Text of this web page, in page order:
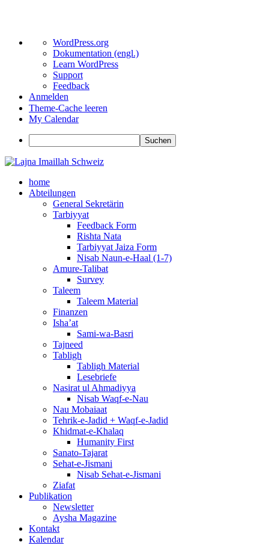
Über
WordPress
WordPress.org
Dokumentation (engl.)
Learn WordPress
Support
Feedback
Anmelden
Theme-Cache leeren
My Calendar
Suchen
Zum
springenhome
Abteilungen
General Sekretärin
Tarbiyyat
Feedback Form
Rishta Nata
Tarbiyyat Jaiza Form
Nisab Naun-e-Haal (1-7)
Amure-Talibat
Survey
Taleem
Taleem Material
Finanzen
Isha’at
Sami-wa-Basri
Tajneed
Tabligh
Tabligh Material
Lesebriefe
Nasirat ul Ahmadiyya
Nisab Waqf-e-Nau
Nau Mobaiaat
Tehrik-e-Jadid + Waqf-e-Jadid
Khidmat-e-Khalaq
Humanity First
Sanato-Tajarat
Sehat-e-Jismani
Nisab Sehat-e-Jismani
Ziafat
Publikation
Newsletter
Aysha Magazine
Kontakt
Kalendar